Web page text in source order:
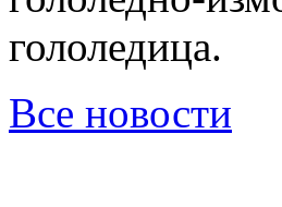
гололедица.
Все новости